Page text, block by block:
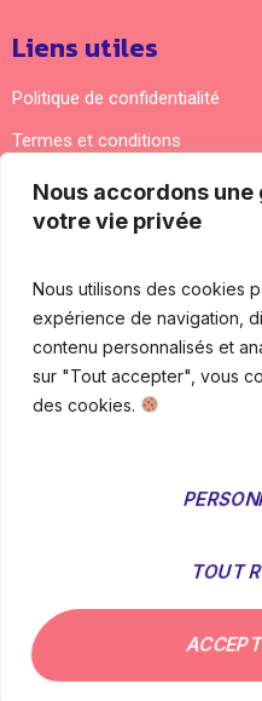
Nous accordons
votre vie privée
Nous utilisons des cookies
expérience de navigation,
contenu personnalisés et
sur "Tout accepter", vous
des cookies.
TOUT
Liens utiles
Politique de confidentialité
Termes et conditions
Nous contacter
Perreux-sur-Marne
07 87 99 79 86
09H00 - 17H00
Ambiance et forme 2024
Copyright © 2024